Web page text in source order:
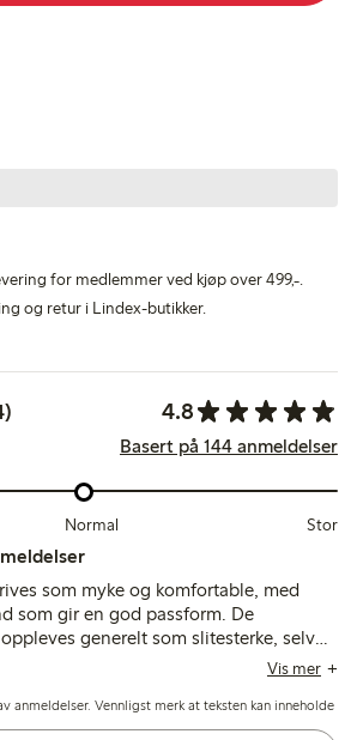
for medlemmer ved kjøp over 499,-.
og retur i Lindex-butikker.
4.8
Basert på 144 anmeldelser
Normal Stor
som myke og komfortable, med
som gir en god passform. De
generelt som slitesterke, selv
slitasje eller hull etter aktiv bruk, og
Vis mer
anmeldelser. Vennligst merk at teksten kan inneholde